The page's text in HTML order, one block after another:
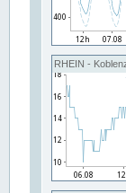
RHEIN -